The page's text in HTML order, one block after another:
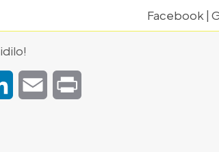
Facebook |
LinkedIn Email